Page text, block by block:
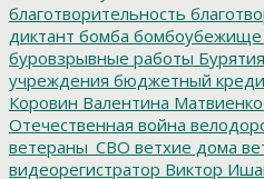
благотворительность
диктант бомба бомбоубежище
буровзрывные работы Бурятия
учреждения бюджетный
Коровин Валентина Матвиенко
Отечественная война
ветераны_СВО ветхие дома
видеорегистратор Виктор